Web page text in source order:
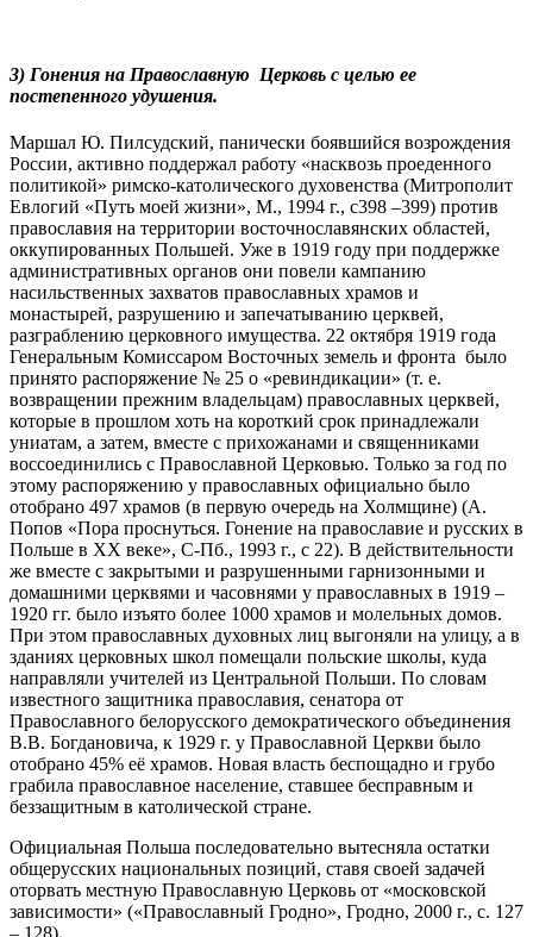
3) Гонения на Православную Церковь с целью ее
постепенного удушения.
Маршал Ю. Пилсудский, панически боявшийся возрождения
России, активно поддержал работу «насквозь проеденного
политикой» римско-католического духовенства (Митрополит
Евлогий «Путь моей жизни», М., 1994 г., с398 –399) против
православия на территории восточнославянских областей,
оккупированных Польшей. Уже в 1919 году при поддержке
административных органов они повели кампанию
насильственных захватов православных храмов и
монастырей, разрушению и запечатыванию церквей,
разграблению церковного имущества. 22 октября 1919 года
Генеральным Комиссаром Восточных земель и фронта было
принято распоряжение № 25 о «ревиндикации» (т. е.
возвращении прежним владельцам) православных церквей,
которые в прошлом хоть на короткий срок принадлежали
униатам, а затем, вместе с прихожанами и священниками
воссоединились с Православной Церковью. Только за год по
этому распоряжению у православных официально было
отобрано 497 храмов (в первую очередь на Холмщине) (А.
Попов «Пора проснуться. Гонение на православие и русских в
Польше в XX веке», С-Пб., 1993 г., с 22). В действительности
же вместе с закрытыми и разрушенными гарнизонными и
домашними церквями и часовнями у православных в 1919 –
1920 гг. было изъято более 1000 храмов и молельных домов.
При этом православных духовных лиц выгоняли на улицу, а в
зданиях церковных школ помещали польские школы, куда
направляли учителей из Центральной Польши. По словам
известного защитника православия, сенатора от
Православного белорусского демократического объединения
В.В. Богдановича, к 1929 г. у Православной Церкви было
отобрано 45% её храмов. Новая власть беспощадно и грубо
грабила православное население, ставшее бесправным и
беззащитным в католической стране.
Официальная Польша последовательно вытесняла остатки
общерусских национальных позиций, ставя своей задачей
оторвать местную Православную Церковь от «московской
зависимости» («Православный Гродно», Гродно, 2000 г., с. 127